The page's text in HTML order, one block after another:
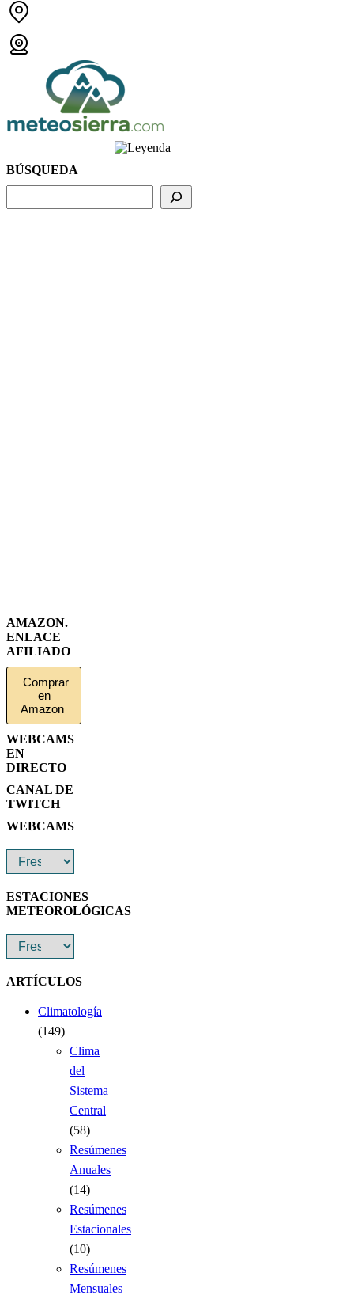
BÚSQUEDA
AMAZON.
ENLACE
AFILIADO
Comprar
en
Amazon
WEBCAMS
EN
DIRECTO
CANAL DE
TWITCH
WEBCAMS
ESTACIONES
METEOROLÓGICAS
ARTÍCULOS
Climatología
(149)
Clima
del
Sistema
Central
(58)
Resúmenes
Anuales
(14)
Resúmenes
Estacionales
(10)
Resúmenes
Mensuales